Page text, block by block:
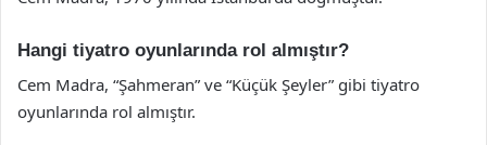
Hangi tiyatro oyunlarında rol almıştır?
Cem Madra, “Şahmeran” ve “Küçük Şeyler” gibi tiyatro
oyunlarında rol almıştır.